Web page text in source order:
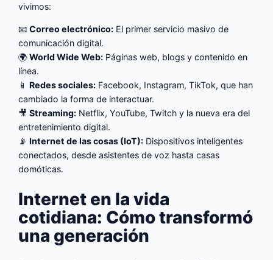
vivimos:
📧Correo electrónico: El primer servicio masivo de
comunicación digital.
🌍World Wide Web: Páginas web, blogs y contenido en
línea.
📱Redes sociales: Facebook, Instagram, TikTok, que han
cambiado la forma de interactuar.
🎥Streaming: Netflix, YouTube, Twitch y la nueva era del
entretenimiento digital.
📡Internet de las cosas (IoT): Dispositivos inteligentes
conectados, desde asistentes de voz hasta casas
domóticas.
Internet en la vida
cotidiana: Cómo transformó
una generación